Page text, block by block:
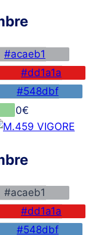
#acaeb1
#dd1a1a
#548dbf
45,00€
#acaeb1
#dd1a1a
#548dbf